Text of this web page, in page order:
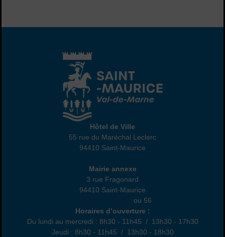
Hôtel de Ville
Hôtel de Ville
55 rue du Maréchal Leclerc
94410 Saint-Maurice
Annexe
Mairie annexe
3 rue Fragonard
94410 Saint-Maurice
ou 56
Horaires d’ouverture :
Du lundi au mercredi : 8h30 - 11h45 / 13h30 - 17h30
Jeudi : 8h30 - 11h45 / 13h30 - 18h30